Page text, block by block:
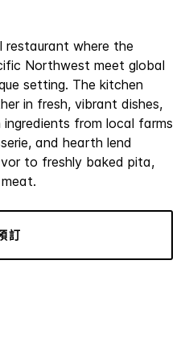
restaurant where the
Northwest meet global
setting. The kitchen
in fresh, vibrant dishes,
from local farms
and hearth lend
to freshly baked pita,
訂